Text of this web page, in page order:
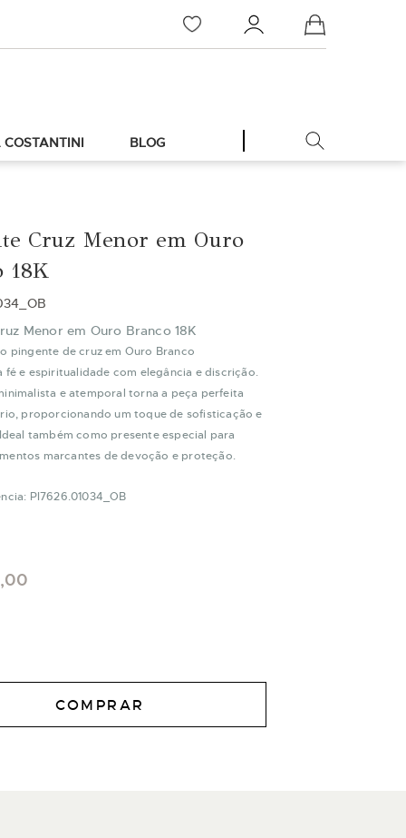
Meu Carrinho
BLOG
Cruz Menor em Ouro
18K
Menor em Ouro Branco 18K
pingente de cruz em Ouro Branco
fé e espiritualidade com elegância e discrição.
e atemporal torna a peça perfeita
proporcionando um toque de sofisticação e
também como presente especial para
marcantes de devoção e proteção.
PI7626.01034_OB
COMPRAR